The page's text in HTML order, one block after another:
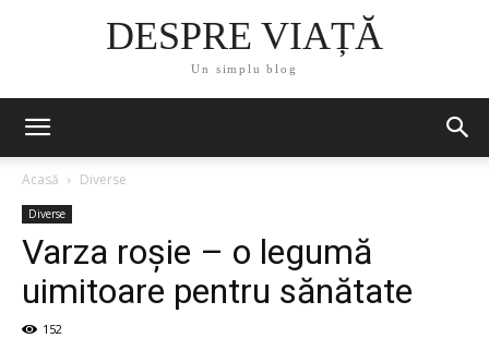
DESPRE VIAȚĂ
Un simplu blog
Acasă Diverse
Diverse
Varza roșie – o legumă
uimitoare pentru sănătate
152